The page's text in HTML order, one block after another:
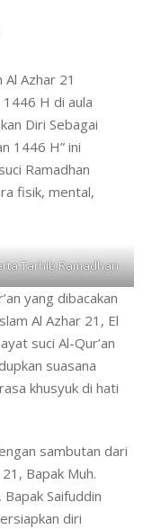
Azhar 21
H di aula
Diri Sebagai
1446 H” ini
Ramadhan
fisik, mental,
Tarhib Ramadhan
yang dibacakan
Al Azhar 21, El
suci Al-Qur’an
suasana
khusyuk di hati
sambutan dari
Bapak Muh.
Bapak Saifuddin
diri